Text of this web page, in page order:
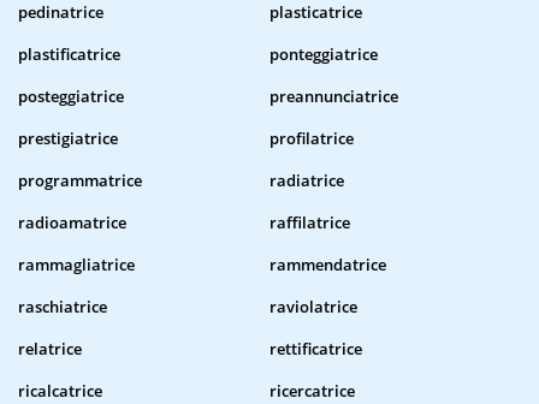
pedinatrice
plasticatrice
plastificatrice
ponteggiatrice
posteggiatrice
preannunciatrice
prestigiatrice
profilatrice
programmatrice
radiatrice
radioamatrice
raffilatrice
rammagliatrice
rammendatrice
raschiatrice
raviolatrice
relatrice
rettificatrice
ricalcatrice
ricercatrice